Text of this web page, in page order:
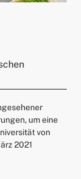
um eine
von
2021
wird